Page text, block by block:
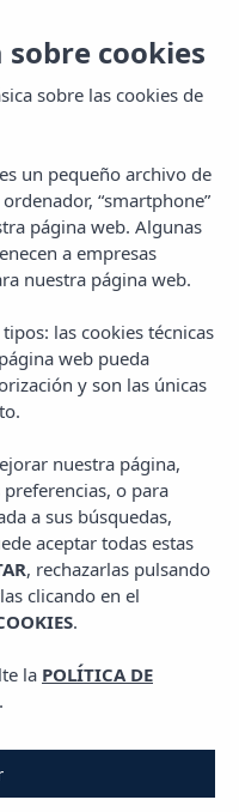
del
Jueves
cookies
sobre las cookies de
un pequeño archivo de
“smartphone”
página web. Algunas
a empresas
nuestra página web.
las cookies técnicas
web pueda
y son las únicas
nuestra página,
o para
a sus búsquedas,
aceptar todas estas
, rechazarlas pulsando
clicando en el
.
la POLÍTICA DE